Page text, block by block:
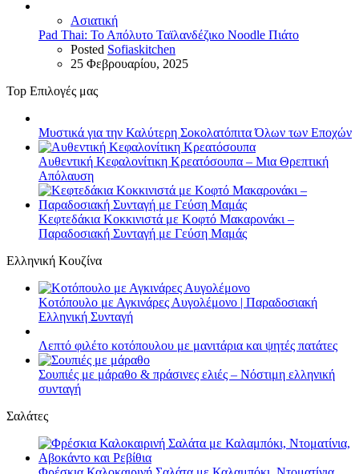
Ασιατική
Pad Thai: Το Απόλυτο Ταϊλανδέζικο Noodle Πιάτο
Posted Sofiaskitchen
25 Φεβρουαρίου, 2025
Top Επιλογές μας
Μυστικά για την Καλύτερη Σοκολατόπιτα Όλων των Εποχών
Αυθεντική Κεφαλονίτικη Κρεατόσουπα – Μια Θρεπτική
Απόλαυση
Κεφτεδάκια Κοκκινιστά με Κοφτό Μακαρονάκι –
Παραδοσιακή Συνταγή με Γεύση Μαμάς
Ελληνική Κουζίνα
Κοτόπουλο με Αγκινάρες Αυγολέμονο | Παραδοσιακή
Ελληνική Συνταγή
Λεπτό φιλέτο κοτόπουλου με μανιτάρια και ψητές πατάτες
Σουπιές με μάραθο & πράσινες ελιές – Νόστιμη ελληνική
συνταγή
Σαλάτες